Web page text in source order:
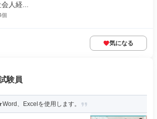
人経...
個
気になる
験員
、Excelを使用します。